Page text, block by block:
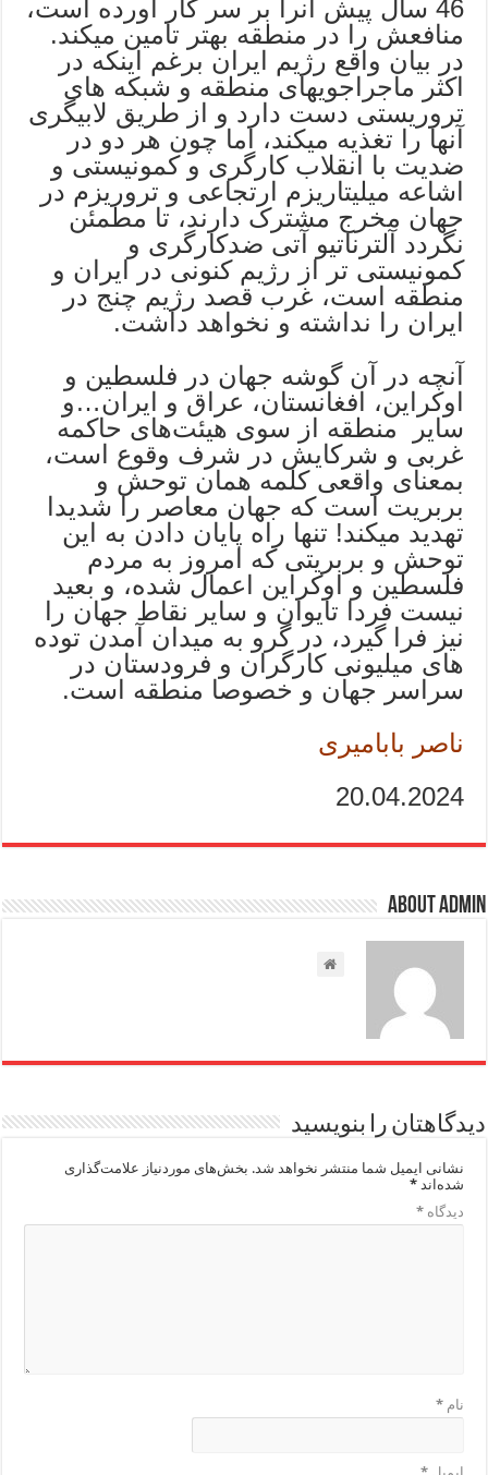
46 سال پیش آنرا بر سر کار آورده است،
منافعش را در منطقه بهتر تامین میکند.
در بیان واقع رژیم ایران برغم اینکه در
اکثر ماجراجویهای منطقه و شبکه های
تروریستی دست دارد و از طریق لابیگری
آنها را تغذیه میکند، اما چون هر دو در
ضدیت با انقلاب کارگری و کمونیستی و
اشاعه میلیتاریزم ارتجاعی و تروریزم در
جهان مخرج مشترک دارند، تا مطمئن
نگردد آلترناتیو آتی ضدکارگری و
کمونیستی تر از رژیم کنونی در ایران و
منطقه است، غرب قصد رژیم چنج در
ایران را نداشته و نخواهد داشت.
آنچه در آن گوشه جهان در فلسطین و
اوکراین، افغانستان، عراق و ایران…و
سایر منطقه از سوی هیئت‌های حاکمه
غربی و شرکایش در شرف وقوع است،
بمعنای واقعی کلمه همان توحش و
بربریت است که جهان معاصر را شدیدا
تهدید میکند! تنها راه پایان دادن به این
توحش و بربریتی که امروز به مردم
فلسطین و اوکراین اعمال شده، و بعید
نیست فردا تایوان و سایر نقاط جهان را
نیز فرا گیرد، در گرو به میدان آمدن توده
های میلیونی کارگران و فرودستان در
سراسر جهان و خصوصا منطقه است.
ناصر بابامیری
20.04.2024
About admin
دیدگاهتان را بنویسید
نشانی ایمیل شما منتشر نخواهد شد. بخش‌های موردنیاز علامت‌گذاری
شده‌اند*
دیدگاه*
نام*